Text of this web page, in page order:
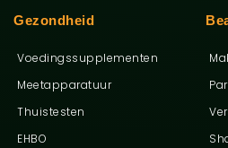
Gezondheid
Voedingssupplementen
Meetapparatuur
Thuistesten
EHBO